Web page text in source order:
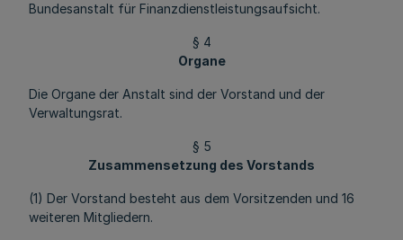
Bundesanstalt für Finanzdienstleistungsaufsicht.
§ 4
Organe
Die Organe der Anstalt sind der Vorstand und der
Verwaltungsrat.
§ 5
Zusammensetzung des Vorstands
(1) Der Vorstand besteht aus dem Vorsitzenden und 16
weiteren Mitgliedern.